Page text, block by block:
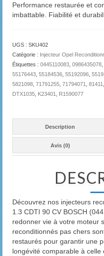
Performance restaurée et
imbattable. Fiabilité et
UGS : SKU402
Catégorie : Injecteur Opel
Étiquettes : 0445110083 0986435078
55176443 55184536 55192096
5821098 71791255 71794071 81411
DTX1035
K23401 R1590077
Description
Avis (0)
Découvrez nos injecteurs
1.3 CDTI 90 CV BOSCH
redonner vie à votre moteur
reconditionnés pas chers
restaurés pour garantir une
longévité comparable à celle